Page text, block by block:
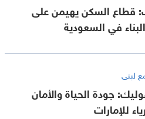
قطاع السكن يهيمن على
في السعودية
جودة الحياة والأمان
للإمارات